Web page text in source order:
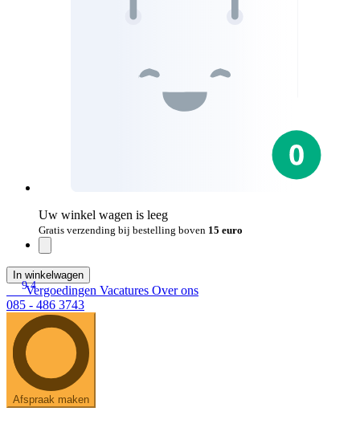
Uw winkel wagen is leeg
Gratis verzending bij bestelling boven 15 euro
In winkelwagen
9.4
Vergoedingen Vacatures Over ons
085 - 486 3743
Afspraak maken